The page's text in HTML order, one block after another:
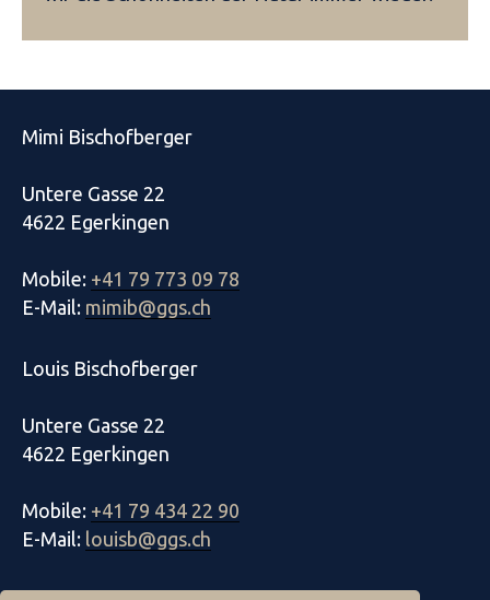
Mimi Bischofberger
Untere Gasse 22
4622 Egerkingen
Mobile: +41 79 773 09 78
E-Mail: mimib@ggs.ch
Louis Bischofberger
Untere Gasse 22
4622 Egerkingen
Mobile: +41 79 434 22 90
E-Mail: louisb@ggs.ch